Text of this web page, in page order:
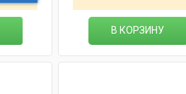
В КОРЗИНУ